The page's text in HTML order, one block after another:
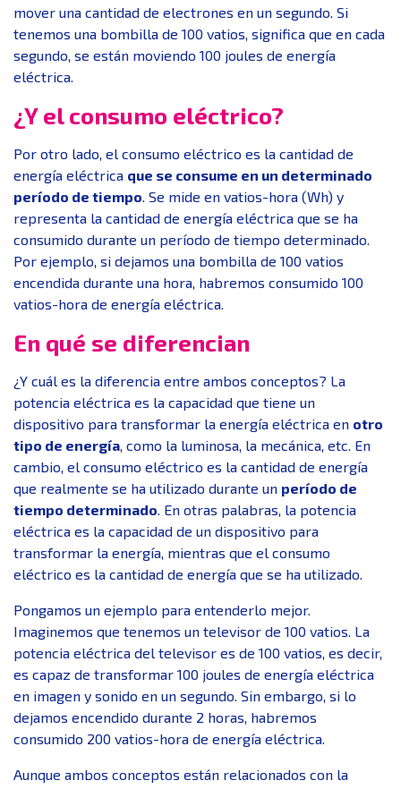
mover una cantidad de electrones en un segundo. Si
tenemos una bombilla de 100 vatios, significa que en cada
segundo, se están moviendo 100 joules de energía
eléctrica.
¿Y el consumo eléctrico?
Por otro lado, el consumo eléctrico es la cantidad de
energía eléctrica que se consume en un determinado
período de tiempo . Se mide en vatios-hora (Wh) y
representa la cantidad de energía eléctrica que se ha
consumido durante un período de tiempo determinado.
Por ejemplo, si dejamos una bombilla de 100 vatios
encendida durante una hora, habremos consumido 100
vatios-hora de energía eléctrica.
En qué se diferencian
¿Y cuál es la diferencia entre ambos conceptos? La
potencia eléctrica es la capacidad que tiene un
dispositivo para transformar la energía eléctrica en otro
tipo de energía , como la luminosa, la mecánica, etc. En
cambio, el consumo eléctrico es la cantidad de energía
que realmente se ha utilizado durante un período de
tiempo determinado . En otras palabras, la potencia
eléctrica es la capacidad de un dispositivo para
transformar la energía, mientras que el consumo
eléctrico es la cantidad de energía que se ha utilizado.
Pongamos un ejemplo para entenderlo mejor.
Imaginemos que tenemos un televisor de 100 vatios. La
potencia eléctrica del televisor es de 100 vatios, es decir,
es capaz de transformar 100 joules de energía eléctrica
en imagen y sonido en un segundo. Sin embargo, si lo
dejamos encendido durante 2 horas, habremos
consumido 200 vatios-hora de energía eléctrica.
Aunque ambos conceptos están relacionados con la